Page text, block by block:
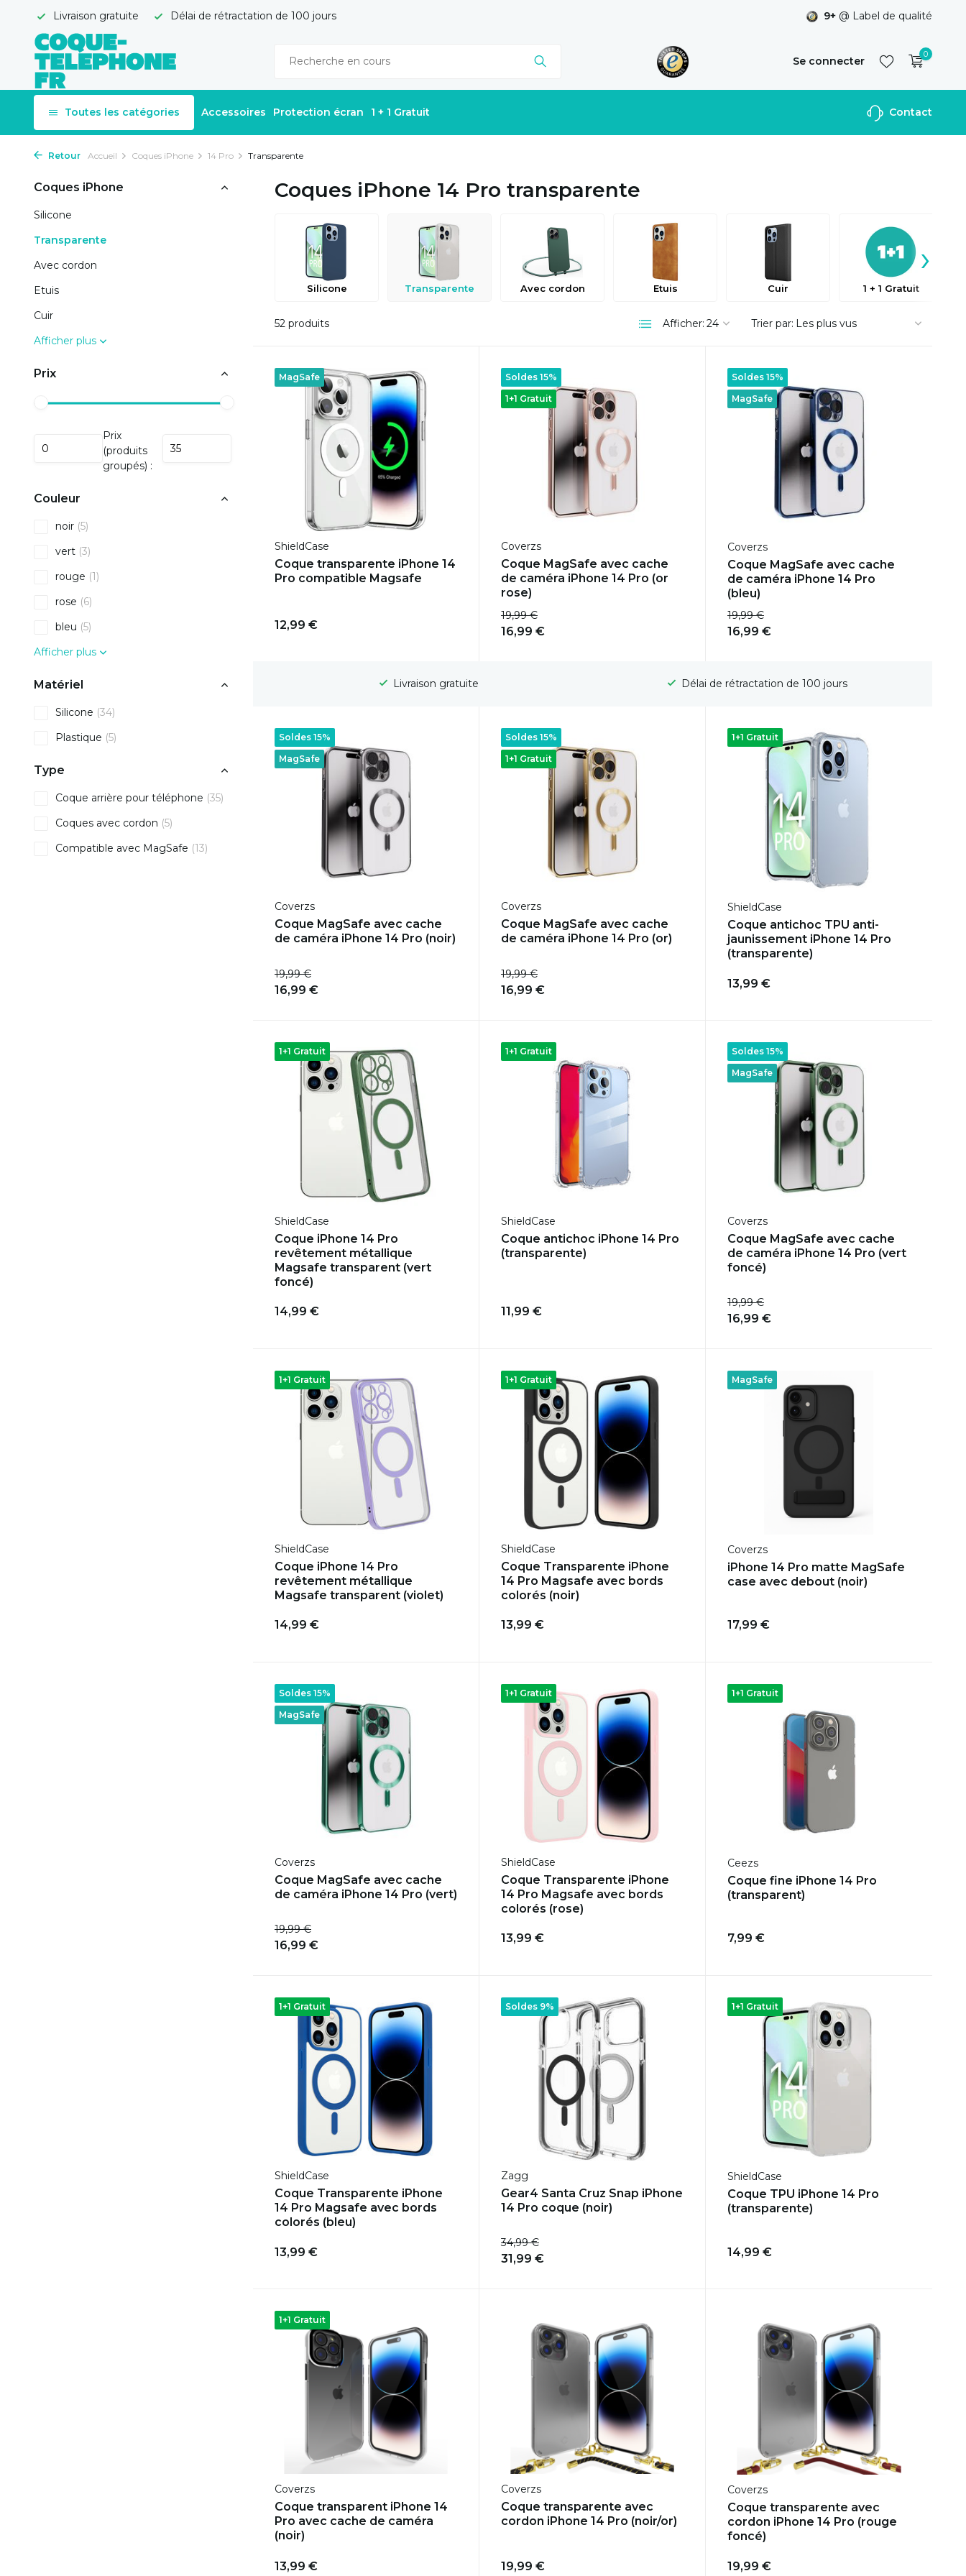
Livraison gratuite Délai de rétractation de 100 jours 9+ @ Label de qualité
Se connecter
S'inscrire
0
Toutes les catégories Accessoires Protection écran 1 + 1 Gratuit Contact
Retour Accueil Coques iPhone 14 Pro Transparente
Coques iPhone
Silicone
Transparente
Avec cordon
Etuis
Cuir
Afficher plus
Prix
Prix
(produits
groupés) :
Couleur
noir (5)
vert (3)
rouge (1)
rose (6)
bleu (5)
Afficher plus
Matériel
Silicone (34)
Plastique (5)
Type
Coque arrière pour téléphone (35)
Coques avec cordon (5)
Compatible avec MagSafe (13)
Coques iPhone 14 Pro transparente
Silicone Transparente Avec cordon Etuis Cuir 1 + 1 Gratuit
›
52 produits Afficher: Trier par:
MagSafe
ShieldCase
Coque transparente iPhone 14
Pro compatible Magsafe
12,99 €
1+1 Gratuit
Soldes 15%
Coverzs
Coque MagSafe avec cache
de caméra iPhone 14 Pro (or
rose)
19,99 €
16,99 €
MagSafe
Soldes 15%
Coverzs
Coque MagSafe avec cache
de caméra iPhone 14 Pro
(bleu)
19,99 €
16,99 €
Livraison gratuite Délai de rétractation de 100 jours Livraison gratuite
MagSafe
Soldes 15%
Coverzs
Coque MagSafe avec cache
de caméra iPhone 14 Pro (noir)
19,99 €
16,99 €
1+1 Gratuit
Soldes 15%
Coverzs
Coque MagSafe avec cache
de caméra iPhone 14 Pro (or)
19,99 €
16,99 €
1+1 Gratuit
ShieldCase
Coque antichoc TPU anti-
jaunissement iPhone 14 Pro
(transparente)
13,99 €
1+1 Gratuit
ShieldCase
Coque iPhone 14 Pro
revêtement métallique
Magsafe transparent (vert
foncé)
14,99 €
1+1 Gratuit
ShieldCase
Coque antichoc iPhone 14 Pro
(transparente)
11,99 €
MagSafe
Soldes 15%
Coverzs
Coque MagSafe avec cache
de caméra iPhone 14 Pro (vert
foncé)
19,99 €
16,99 €
1+1 Gratuit
ShieldCase
Coque iPhone 14 Pro
revêtement métallique
Magsafe transparent (violet)
14,99 €
1+1 Gratuit
ShieldCase
Coque Transparente iPhone
14 Pro Magsafe avec bords
colorés (noir)
13,99 €
MagSafe
Coverzs
iPhone 14 Pro matte MagSafe
case avec debout (noir)
17,99 €
MagSafe
Soldes 15%
Coverzs
Coque MagSafe avec cache
de caméra iPhone 14 Pro (vert)
19,99 €
16,99 €
1+1 Gratuit
ShieldCase
Coque Transparente iPhone
14 Pro Magsafe avec bords
colorés (rose)
13,99 €
1+1 Gratuit
Ceezs
Coque fine iPhone 14 Pro
(transparent)
7,99 €
1+1 Gratuit
ShieldCase
Coque Transparente iPhone
14 Pro Magsafe avec bords
colorés (bleu)
13,99 €
Soldes 9%
Zagg
Gear4 Santa Cruz Snap iPhone
14 Pro coque (noir)
34,99 €
31,99 €
1+1 Gratuit
ShieldCase
Coque TPU iPhone 14 Pro
(transparente)
14,99 €
1+1 Gratuit
Coverzs
Coque transparent iPhone 14
Pro avec cache de caméra
(noir)
13,99 €
Coverzs
Coque transparente avec
cordon iPhone 14 Pro (noir/or)
19,99 €
Coverzs
Coque transparente avec
cordon iPhone 14 Pro (rouge
foncé)
19,99 €